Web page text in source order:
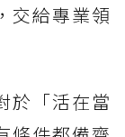
交給專業領
於「活在當